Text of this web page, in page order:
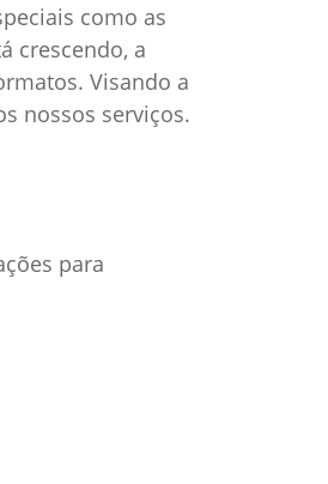
como as
crescendo, a
Visando a
nossos serviços.
para